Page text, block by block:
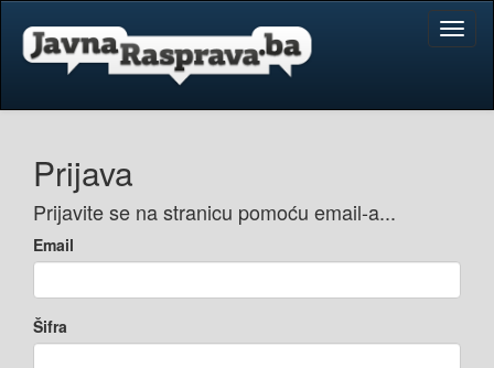
Prijava
Prijavite se na stranicu pomoću email-a...
Email
Šifra